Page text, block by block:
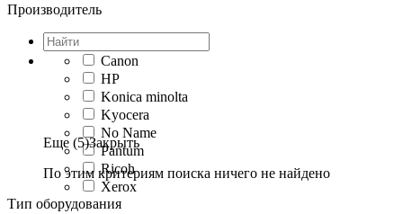
Производитель
Canon
HP
Konica minolta
Kyocera
No Name
Pantum
Ricoh
Xerox
Еще (5)Закрыть
По этим критериям поиска ничего не найдено
Тип оборудования